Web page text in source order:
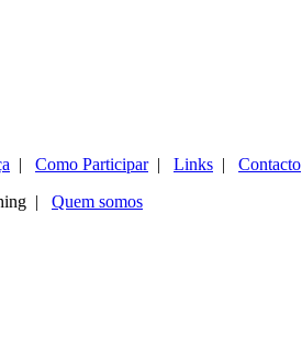
| Como Participar| Links | Contacto
| Quem somos